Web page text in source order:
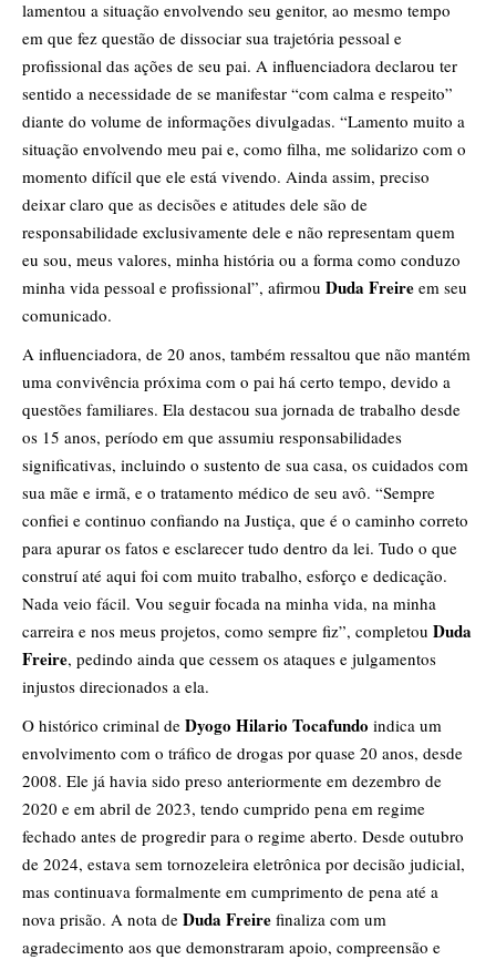
lamentou a situação envolvendo seu genitor, ao mesmo tempo
em que fez questão de dissociar sua trajetória pessoal e
profissional das ações de seu pai. A influenciadora declarou ter
sentido a necessidade de se manifestar “com calma e respeito”
diante do volume de informações divulgadas. “Lamento muito a
situação envolvendo meu pai e, como filha, me solidarizo com o
momento difícil que ele está vivendo. Ainda assim, preciso
deixar claro que as decisões e atitudes dele são de
responsabilidade exclusivamente dele e não representam quem
eu sou, meus valores, minha história ou a forma como conduzo
minha vida pessoal e profissional”, afirmou Duda Freire em seu
comunicado.
A influenciadora, de 20 anos, também ressaltou que não mantém
uma convivência próxima com o pai há certo tempo, devido a
questões familiares. Ela destacou sua jornada de trabalho desde
os 15 anos, período em que assumiu responsabilidades
significativas, incluindo o sustento de sua casa, os cuidados com
sua mãe e irmã, e o tratamento médico de seu avô. “Sempre
confiei e continuo confiando na Justiça, que é o caminho correto
para apurar os fatos e esclarecer tudo dentro da lei. Tudo o que
construí até aqui foi com muito trabalho, esforço e dedicação.
Nada veio fácil. Vou seguir focada na minha vida, na minha
carreira e nos meus projetos, como sempre fiz”, completou Duda
Freire, pedindo ainda que cessem os ataques e julgamentos
injustos direcionados a ela.
O histórico criminal de Dyogo Hilario Tocafundo indica um
envolvimento com o tráfico de drogas por quase 20 anos, desde
2008. Ele já havia sido preso anteriormente em dezembro de
2020 e em abril de 2023, tendo cumprido pena em regime
fechado antes de progredir para o regime aberto. Desde outubro
de 2024, estava sem tornozeleira eletrônica por decisão judicial,
mas continuava formalmente em cumprimento de pena até a
nova prisão. A nota de Duda Freire finaliza com um
agradecimento aos que demonstraram apoio, compreensão e